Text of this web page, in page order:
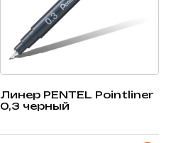
Линер PENTEL Pointliner
0,3 черный